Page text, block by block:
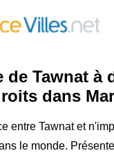
de Tawnat à
dans
entre Tawnat et
le monde.